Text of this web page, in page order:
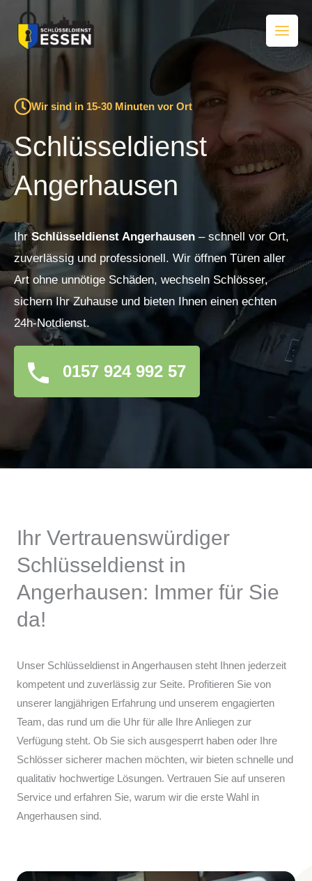
Inhalt
springen
Wir sind in 15-30 Minuten vor Ort
Schlüsseldienst
Angerhausen
IhrSchlüsseldienst Angerhausen – schnell vor Ort,
zuverlässig und professionell. Wir öffnen Türen aller
Art ohne unnötige Schäden, wechseln Schlösser,
sichern Ihr Zuhause und bieten Ihnen einen echten
24h-Notdienst.
0157 924 992 57
Ihr Vertrauenswürdiger
Schlüsseldienst in
Angerhausen: Immer für Sie
da!
Unser Schlüsseldienst in Angerhausen steht Ihnen jederzeit
kompetent und zuverlässig zur Seite. Profitieren Sie von
unserer langjährigen Erfahrung und unserem engagierten
Team, das rund um die Uhr für alle Ihre Anliegen zur
Verfügung steht. Ob Sie sich ausgesperrt haben oder Ihre
Schlösser sicherer machen möchten, wir bieten schnelle und
qualitativ hochwertige Lösungen. Vertrauen Sie auf unseren
Service und erfahren Sie, warum wir die erste Wahl in
Angerhausen sind.